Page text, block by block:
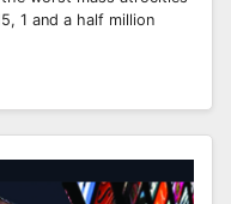
1 and a half million